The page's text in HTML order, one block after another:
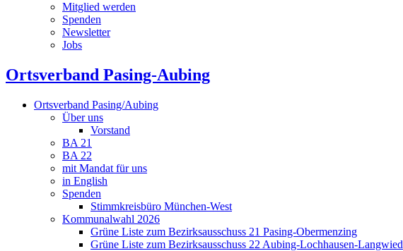
Mitglied werden
Spenden
Newsletter
Jobs
Ortsverband Pasing-Aubing
Ortsverband Pasing/Aubing
Über uns
Vorstand
BA 21
BA 22
mit Mandat für uns
in English
Spenden
Stimmkreisbüro München-West
Kommunalwahl 2026
Grüne Liste zum Bezirksausschuss 21 Pasing-Obermenzing
Grüne Liste zum Bezirksausschuss 22 Aubing-Lochhausen-Langwied